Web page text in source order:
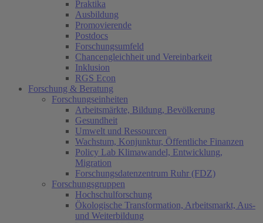
Praktika
Ausbildung
Promovierende
Postdocs
Forschungsumfeld
Chancengleichheit und Vereinbarkeit
Inklusion
RGS Econ
Forschung & Beratung
Forschungseinheiten
Arbeitsmärkte, Bildung, Bevölkerung
Gesundheit
Umwelt und Ressourcen
Wachstum, Konjunktur, Öffentliche Finanzen
Policy Lab Klimawandel, Entwicklung,
Migration
Forschungsdatenzentrum Ruhr (FDZ)
Forschungsgruppen
Hochschulforschung
Ökologische Transformation, Arbeitsmarkt, Aus-
und Weiterbildung